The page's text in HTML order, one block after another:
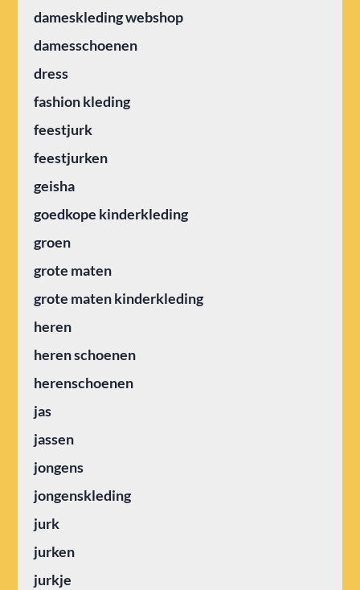
dameskleding webshop
damesschoenen
dress
fashion kleding
feestjurk
feestjurken
geisha
goedkope kinderkleding
groen
grote maten
grote maten kinderkleding
heren
heren schoenen
herenschoenen
jas
jassen
jongens
jongenskleding
jurk
jurken
jurkje